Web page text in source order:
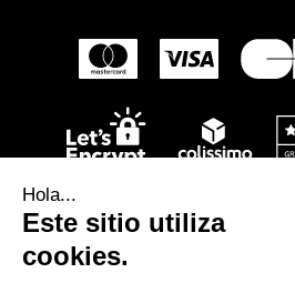
Hola...
Este sitio utiliza
cookies.